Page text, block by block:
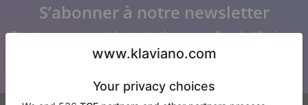
S’abonner à notre newsletter
Restez au courant de toutes les nouvelles de Klaviano